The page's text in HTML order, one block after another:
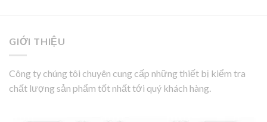
GIỚI THIỆU
Công ty chúng tôi chuyên cung cấp những thiết bị kiểm tra
chất lượng sản phẩm tốt nhất tới quý khách hàng.